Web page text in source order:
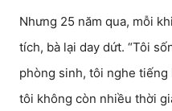
Nhưng 25 năm qua, mỗi
tích, bà lại day dứt. “Tôi
phòng sinh, tôi nghe
tôi không còn nhiều thời